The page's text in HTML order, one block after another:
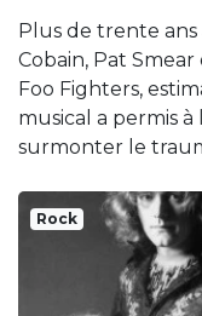
Plus de trente
Cobain, Pat
Foo Fighters,
musical a permis
surmonter le
Rock